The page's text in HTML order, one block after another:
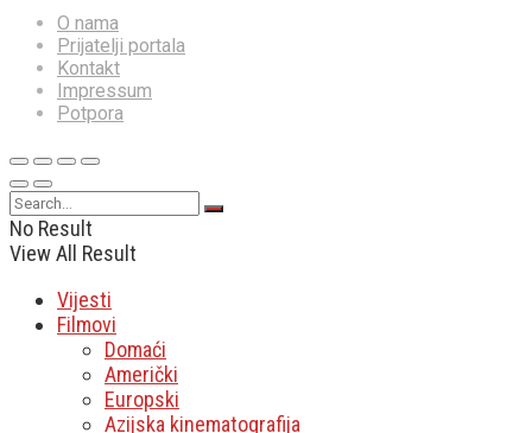
O nama
Prijatelji portala
Kontakt
Impressum
Potpora
No Result
View All Result
Vijesti
Filmovi
Domaći
Američki
Europski
Azijska kinematografija